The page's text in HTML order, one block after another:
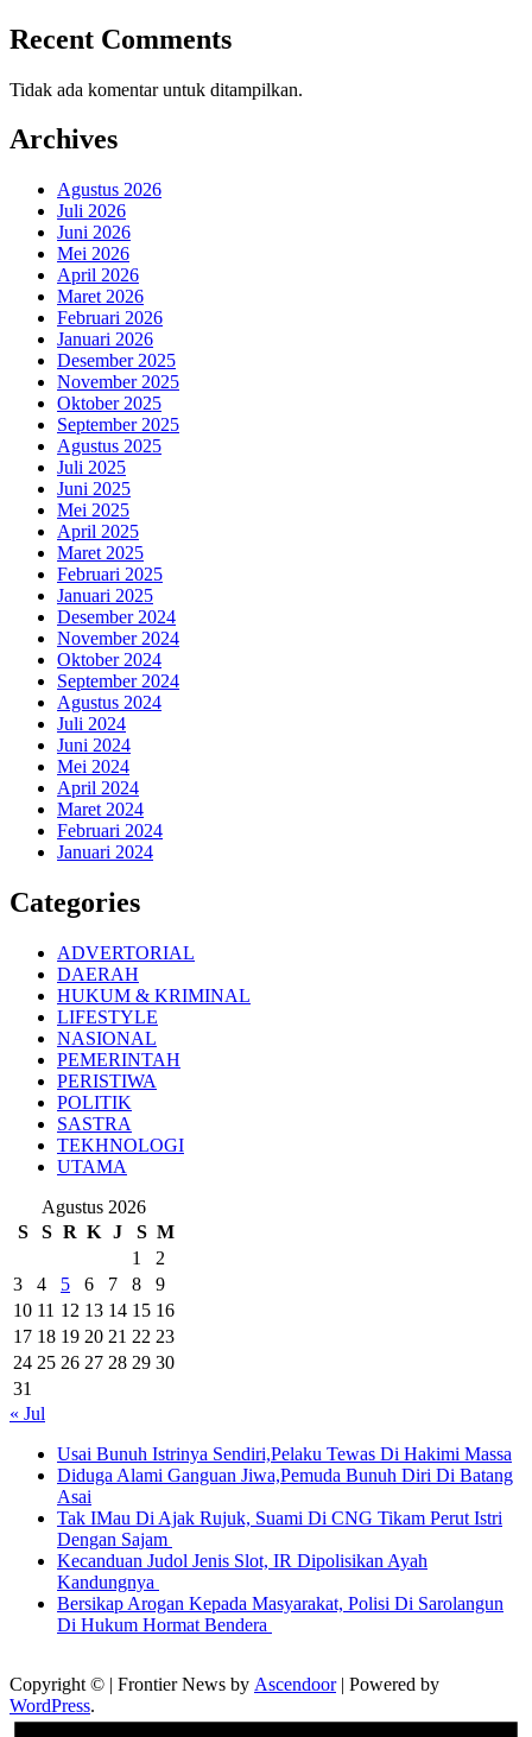
Recent Comments
Tidak ada komentar untuk ditampilkan.
Archives
Agustus 2026
Juli 2026
Juni 2026
Mei 2026
April 2026
Maret 2026
Februari 2026
Januari 2026
Desember 2025
November 2025
Oktober 2025
September 2025
Agustus 2025
Juli 2025
Juni 2025
Mei 2025
April 2025
Maret 2025
Februari 2025
Januari 2025
Desember 2024
November 2024
Oktober 2024
September 2024
Agustus 2024
Juli 2024
Juni 2024
Mei 2024
April 2024
Maret 2024
Februari 2024
Januari 2024
Categories
ADVERTORIAL
DAERAH
HUKUM & KRIMINAL
LIFESTYLE
NASIONAL
PEMERINTAH
PERISTIWA
POLITIK
SASTRA
TEKHNOLOGI
UTAMA
Agustus 2026
S
S R K J S M
1
2
3
4 5 6 7 8
9
10 11 12 13 14 15 16
17 18 19 20 21 22 23
24 25 26 27 28 29 30
31
« Jul
Usai Bunuh Istrinya Sendiri,Pelaku Tewas Di Hakimi Massa
Diduga Alami Ganguan Jiwa,Pemuda Bunuh Diri Di Batang
Asai
Tak IMau Di Ajak Rujuk, Suami Di CNG Tikam Perut Istri
Dengan Sajam
Kecanduan Judol Jenis Slot, IR Dipolisikan Ayah
Kandungnya
Bersikap Arogan Kepada Masyarakat, Polisi Di Sarolangun
Di Hukum Hormat Bendera
Copyright © | Frontier News by Ascendoor| Powered by
WordPress.